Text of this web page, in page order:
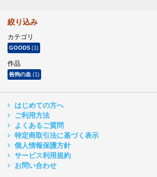
絞り込み
カテゴリ
GOODS (1)
作品
咎狗の血 (1)
はじめての方へ
ご利用方法
よくあるご質問
特定商取引法に基づく表示
個人情報保護方針
サービス利用規約
お問い合わせ